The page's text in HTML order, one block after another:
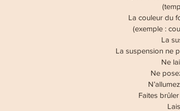
La couleur du
(exemple :
La
La suspension ne
Ne
Ne
Faites